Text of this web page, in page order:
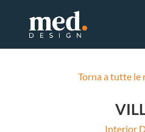
Torna a tutte le
Interior